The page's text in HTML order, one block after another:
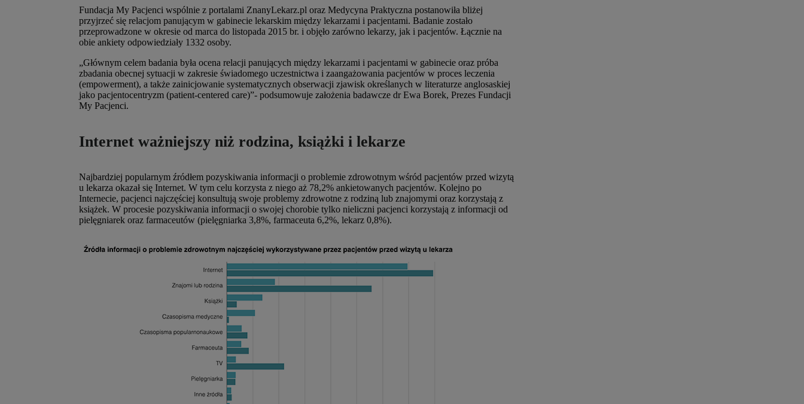
Fundacja My Pacjenci wspólnie z portalami ZnanyLekarz.pl oraz Medycyna Praktyczna postanowiła bliżej
przyjrzeć się relacjom panującym w gabinecie lekarskim między lekarzami i pacjentami. Badanie zostało
przeprowadzone w okresie od marca do listopada 2015 br. i objęło zarówno lekarzy, jak i pacjentów. Łącznie na
obie ankiety odpowiedziały 1332 osoby.
„Głównym celem badania była ocena relacji panujących między lekarzami i pacjentami w gabinecie oraz próba
zbadania obecnej sytuacji w zakresie świadomego uczestnictwa i zaangażowania pacjentów w proces leczenia
(empowerment), a także zainicjowanie systematycznych obserwacji zjawisk określanych w literaturze anglosaskiej
jako pacjentocentryzm (patient-centered care)”- podsumowuje założenia badawcze dr Ewa Borek, Prezes Fundacji
My Pacjenci.
Internet ważniejszy niż rodzina, książki i lekarze
Najbardziej popularnym źródłem pozyskiwania informacji o problemie zdrowotnym wśród pacjentów przed wizytą
u lekarza okazał się Internet. W tym celu korzysta z niego aż 78,2% ankietowanych pacjentów. Kolejno po
Internecie, pacjenci najczęściej konsultują swoje problemy zdrowotne z rodziną lub znajomymi oraz korzystają z
książek. W procesie pozyskiwania informacji o swojej chorobie tylko nieliczni pacjenci korzystają z informacji od
pielęgniarek oraz farmaceutów (pielęgniarka 3,8%, farmaceuta 6,2%, lekarz 0,8%).